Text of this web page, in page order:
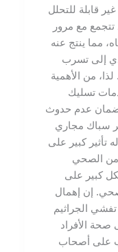
قابلة للتحلل
تتجمع مع مرور
مما ينتج عنه
إلى تسرب
من الأهمية
تسليك
عدم حدوث
سباك مجاري
كبير على
الصحي
كبير على
إن إهمال
الجراثيم
صحة الأفراد
على أصحاب